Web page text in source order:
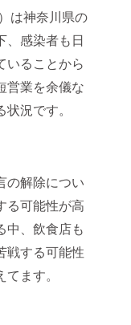
は神奈川県の
、感染者も日
いることから
営業を余儀な
況です。
の解除につい
る可能性が高
中、飲食店も
戦する可能性
ます。